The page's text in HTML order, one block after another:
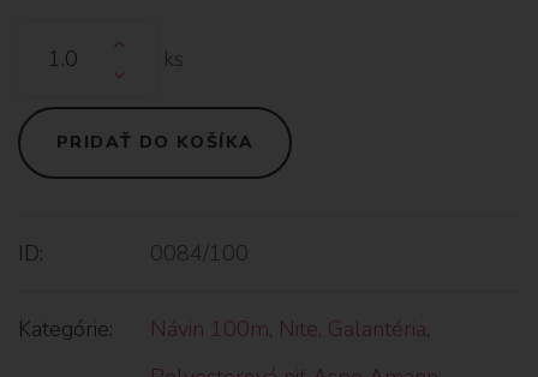
ks
PRIDAŤ DO KOŠÍKA
ID: 0084/100
Kategórie: Návin 100m, Nite, Galantéria,